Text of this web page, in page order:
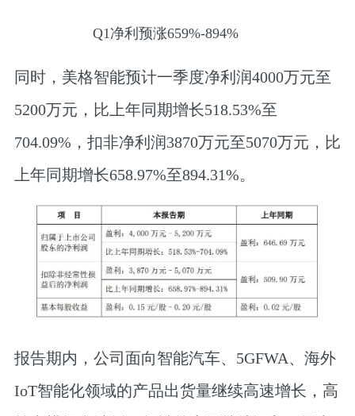
Q1净利预涨659%-894%
同时，美格智能预计一季度净利润4000万元至
5200万元，比上年同期增长518.53%至
704.09%，扣非净利润3870万元至5070万元，比
上年同期增长658.97%至894.31%。
报告期内，公司面向智能汽车、5GFWA、海外
IoT智能化领域的产品出货量继续高速增长，高